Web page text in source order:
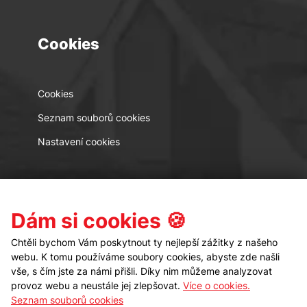
Cookies
Cookies
Seznam souborů cookies
Nastavení cookies
Kontakt Sledujte nás
Dám si cookies 🍪
Chtěli bychom Vám poskytnout ty nejlepší zážitky z našeho
webu. K tomu používáme soubory cookies, abyste zde našli
vše, s čím jste za námi přišli. Díky nim můžeme analyzovat
provoz webu a neustále jej zlepšovat. Více o cookies.
Seznam souborů cookies